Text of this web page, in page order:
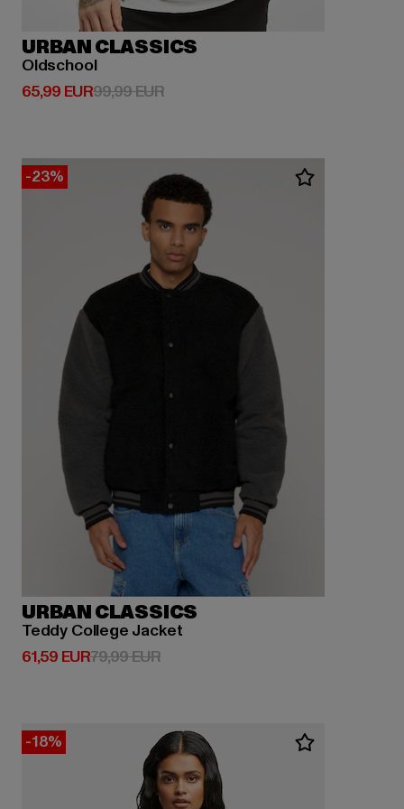
URBAN CLASSICS
Oldschool
65,99 EUR
Derzeitiger Preis: 65,99 EUR
99,99 EURAktionspreis: 99,99 EUR
-23%
URBAN CLASSICS
Teddy College Jacket
61,59 EUR
Derzeitiger Preis: 61,59 EUR
79,99 EURAktionspreis: 79,99 EUR
-18%